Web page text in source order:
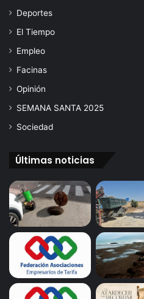
Deportes
El Tiempo
Empleo
Facinas
Opinión
SEMANA SANTA 2025
Sociedad
Últimas noticias